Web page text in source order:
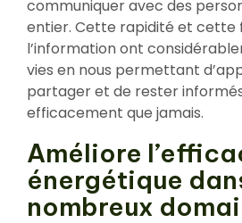
communiquer avec des
entier. Cette rapidité et cette
l’information ont
vies en nous permettant
partager et de rester
efficacement que jamais.
Améliore
énergétique
nombreux